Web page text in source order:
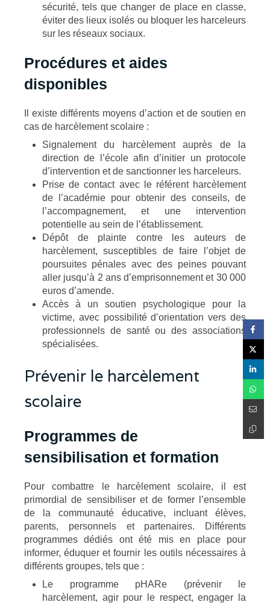
sécurité, tels que changer de place en classe,
éviter des lieux isolés ou bloquer les harceleurs
sur les réseaux sociaux.
Procédures et aides
disponibles
Il existe différents moyens d’action et de soutien en
cas de harcèlement scolaire :
Signalement du harcèlement auprès de la
direction de l’école afin d’initier un protocole
d’intervention et de sanctionner les harceleurs.
Prise de contact avec le référent harcèlement
de l’académie pour obtenir des conseils, de
l’accompagnement, et une intervention
potentielle au sein de l’établissement.
Dépôt de plainte contre les auteurs de
harcèlement, susceptibles de faire l’objet de
poursuites pénales avec des peines pouvant
aller jusqu’à 2 ans d’emprisonnement et 30 000
euros d’amende.
Accès à un soutien psychologique pour la
victime, avec possibilité d’orientation vers des
professionnels de santé ou des associations
spécialisées.
Prévenir le harcèlement
scolaire
Programmes de
sensibilisation et formation
Pour combattre le harcèlement scolaire, il est
primordial de sensibiliser et de former l’ensemble
de la communauté éducative, incluant élèves,
parents, personnels et partenaires. Différents
programmes dédiés ont été mis en place pour
informer, éduquer et fournir les outils nécessaires à
différents groupes, tels que :
Le programme pHARe (prévenir le
harcèlement, agir pour le respect, engager la